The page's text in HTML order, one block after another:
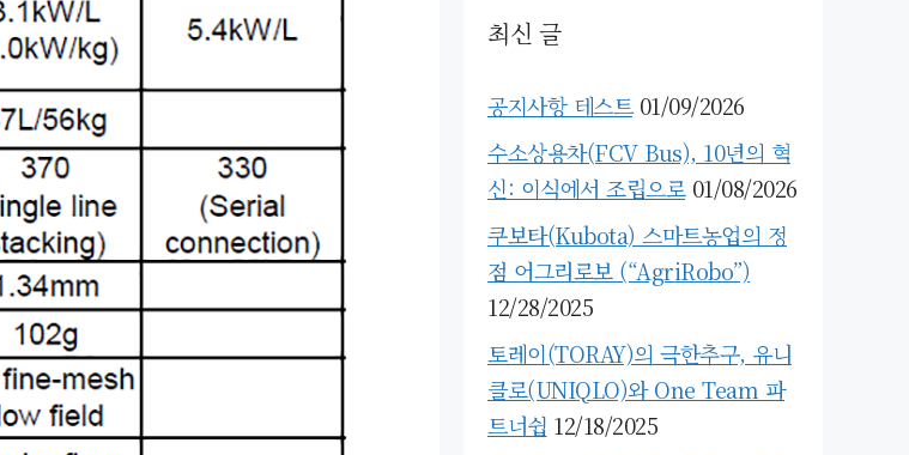
최신 글
공지사항 테스트 01/09/2026
수소상용차(FCV Bus), 10년의 혁
신: 이식에서 조립으로 01/08/2026
쿠보타(Kubota) 스마트농업의 정
점 어그리로보 (“AgriRobo”)
12/28/2025
토레이(TORAY)의 극한추구, 유니
클로(UNIQLO)와 One Team 파
트너쉽 12/18/2025